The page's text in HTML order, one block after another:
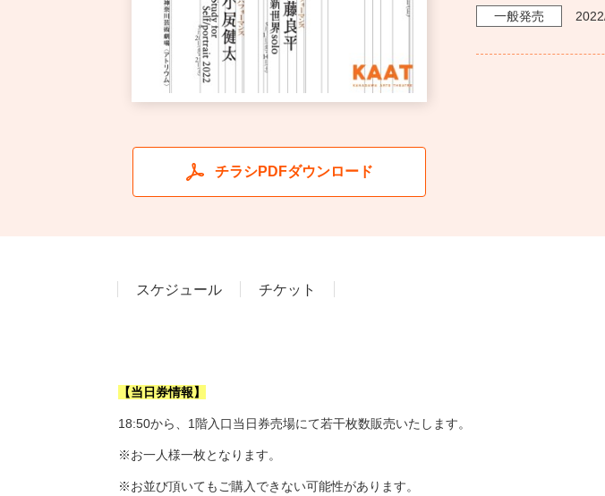
チラシPDFダウンロード
一般発売
スケジュール チケット
【当日券情報】
18:50から、1階入口当日券売場にて若干枚数販売いたします。
※お一人様一枚となります。
※お並び頂いてもご購入できない可能性があります。